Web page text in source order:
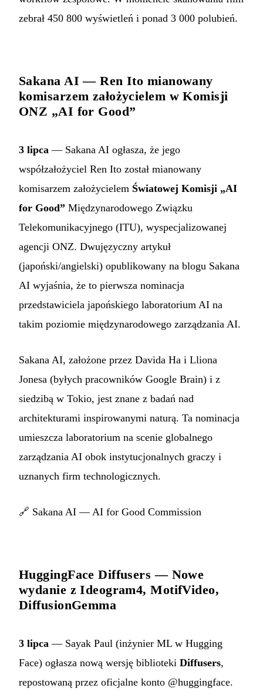
zebrał 450 800 wyświetleń i ponad 3 000 polubień.
Sakana AI — Ren Ito mianowany
komisarzem założycielem w Komisji
ONZ „AI for Good”
3 lipca — Sakana AI ogłasza, że jego
współzałożyciel Ren Ito został mianowany
komisarzem założycielem Światowej Komisji „AI
for Good” Międzynarodowego Związku
Telekomunikacyjnego (ITU), wyspecjalizowanej
agencji ONZ. Dwujęzyczny artykuł
(japoński/angielski) opublikowany na blogu Sakana
AI wyjaśnia, że to pierwsza nominacja
przedstawiciela japońskiego laboratorium AI na
takim poziomie międzynarodowego zarządzania AI.
Sakana AI, założone przez Davida Ha i Lliona
Jonesa (byłych pracowników Google Brain) i z
siedzibą w Tokio, jest znane z badań nad
architekturami inspirowanymi naturą. Ta nominacja
umieszcza laboratorium na scenie globalnego
zarządzania AI obok instytucjonalnych graczy i
uznanych firm technologicznych.
🔗 Sakana AI — AI for Good Commission
HuggingFace Diffusers — Nowe
wydanie z Ideogram4, MotifVideo,
DiffusionGemma
3 lipca — Sayak Paul (inżynier ML w Hugging
Face) ogłasza nową wersję biblioteki Diffusers,
repostowaną przez oficjalne konto @huggingface.